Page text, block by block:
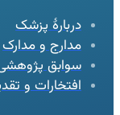
دربارهٔ پزشک
مدارج و مدارک
سوابق
افتخارات و